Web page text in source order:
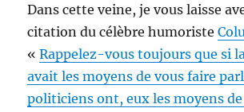
Dans cette veine, je vous laisse
citation du célèbre humoriste
«Rappelez-vous toujours que si
avait les moyens de vous faire
politiciens ont, eux les moyens